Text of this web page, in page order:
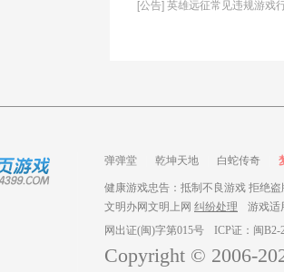
[公告] 英雄远征常见违规游戏
弹弹堂 乾坤天地 白蛇传奇
健康游戏忠告：抵制不良游戏 拒绝
文明办网文明上网 纠纷处理
游戏适
网出证(闽)字第015号
ICP证：闽B2-
Copyright © 2006-